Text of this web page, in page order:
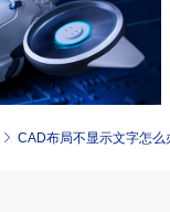
CAD布局不显示文字怎么